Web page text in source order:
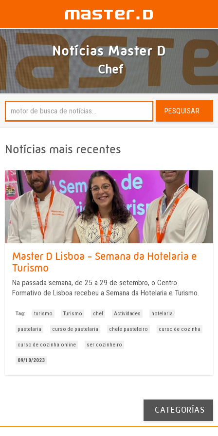
Notícias Master D
Chef
PESQUISAR
Notícias mais recentes
Master D Lisboa - Semana da Hotelaria e
Turismo
Na passada semana, de 25 a 29 de setembro, o Centro
Formativo de Lisboa recebeu a Semana da Hotelaria e Turismo.
Tag: turismo Turismo chef Actividades hotelaria
pastelaria curso de pastelaria chefe pasteleiro curso de cozinha
curso de cozinha online ser cozinheiro
09/10/2023
CATEGORÍAS